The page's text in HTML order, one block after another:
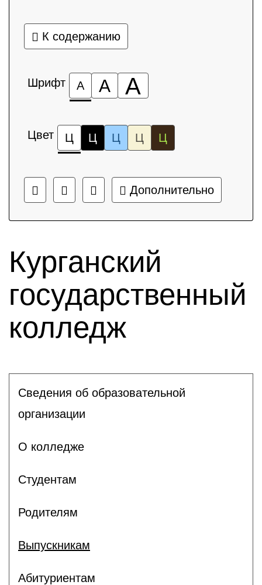
К содержанию
Шрифт А А А
Цвет Ц Ц Ц Ц Ц
Дополнительно
Курганский
государственный
колледж
Сведения об образовательной
организации
О колледже
Студентам
Родителям
Выпускникам
Абитуриентам